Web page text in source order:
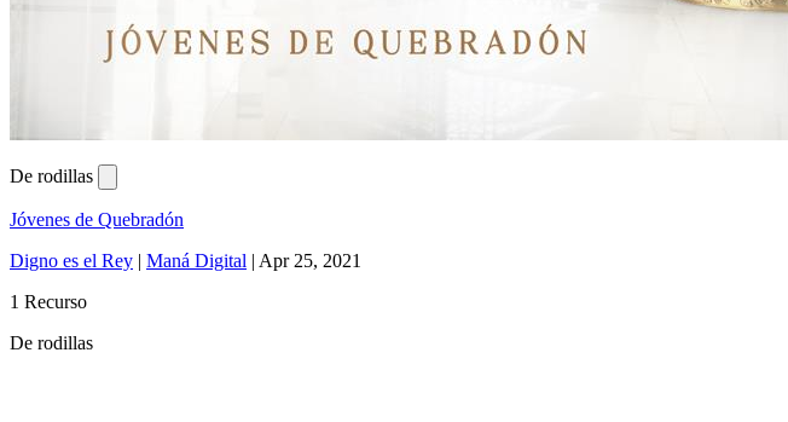
De rodillas
Jóvenes de Quebradón
Digno es el Rey | Maná Digital | Apr 25, 2021
1 Recurso
De rodillas